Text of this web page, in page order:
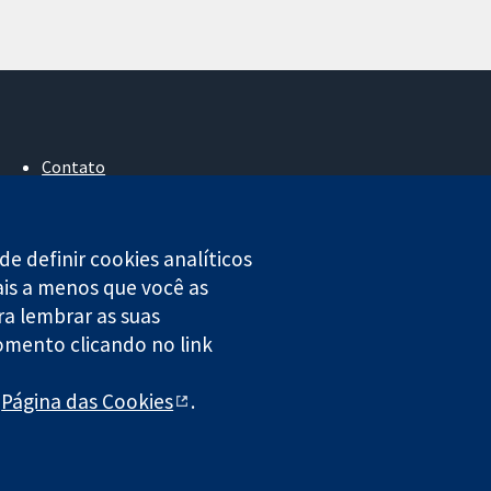
Contato
Emprego
Cochrane Library
registrada na Inglaterra e no País de Gales.
|Privacidade|Política de cookies
definir cookies analíticos
a menos que você as
lembrar as suas
clicando no link
Página das Cookies .